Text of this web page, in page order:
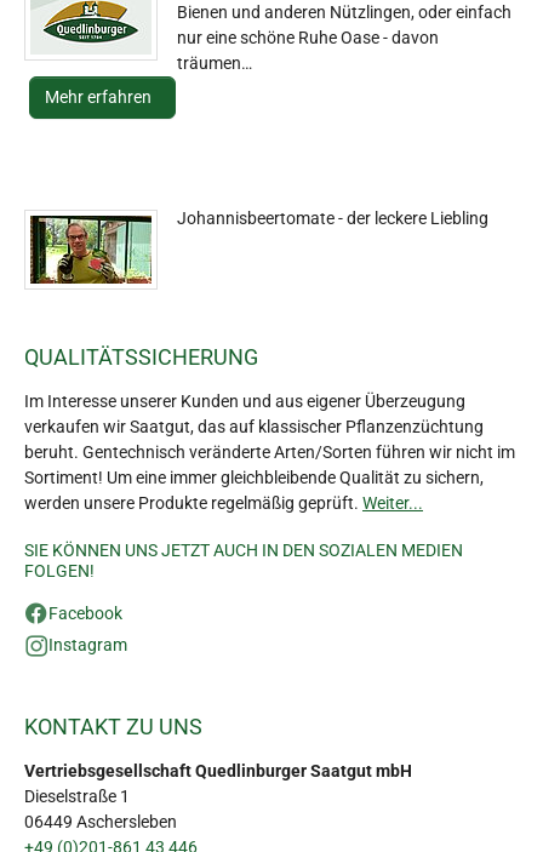
Bienen und anderen Nützlingen, oder einfach
nur eine schöne Ruhe Oase - davon
träumen…
Mehr erfahren
Johannisbeertomate - der leckere Liebling
QUALITÄTSSICHERUNG
Im Interesse unserer Kunden und aus eigener Überzeugung
verkaufen wir Saatgut, das auf klassischer Pflanzenzüchtung
beruht. Gentechnisch veränderte Arten/Sorten führen wir nicht im
Sortiment! Um eine immer gleichbleibende Qualität zu sichern,
werden unsere Produkte regelmäßig geprüft. Weiter...
SIE KÖNNEN UNS JETZT AUCH IN DEN SOZIALEN MEDIEN
FOLGEN!
Facebook
Instagram
KONTAKT ZU UNS
Vertriebsgesellschaft Quedlinburger Saatgut mbH
Dieselstraße 1
06449 Aschersleben
+49 (0)201-861 43 446